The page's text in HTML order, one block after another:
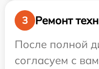
3
Ремонт
После полной
согласуем с